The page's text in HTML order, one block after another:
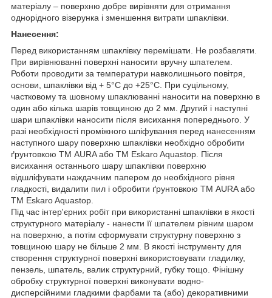
матеріалу – поверхню добре вирівняти для отримання
однорідного візерунка і зменшення витрати шпаклівки.
Нанесення:
Перед використанням шпаклівку перемішати. Не розбавляти.
При вирівнюванні поверхні наносити вручну шпателем.
Роботи проводити за температури навколишнього повітря,
основи, шпаклівки від + 5°С до +25°С. При суцільному,
частковому та шовному шпаклюванні наносити на поверхню в
один або кілька шарів товщиною до 2 мм. Другий і наступні
шари шпаклівки наносити після висихання попереднього. У
разі необхідності проміжного шліфування перед нанесенням
наступного шару поверхню шпаклівки необхідно обробити
ґрунтовкою ТМ AURA або ТМ Eskaro Aquastop. Після
висихання останнього шару шпаклівки поверхню
відшліфувати наждачним папером до необхідного рівня
гладкості, видалити пил і обробити ґрунтовкою ТМ AURA або
ТМ Eskaro Aquastop.
Під час інтер'єрних робіт при використанні шпаклівки в якості
структурного матеріалу - нанести її шпателем рівним шаром
на поверхню, а потім сформувати структурну поверхню з
товщиною шару не більше 2 мм. В якості інструменту для
створення структурної поверхні використовувати гладилку,
пензель, шпатель, валик структурний, губку тощо. Фінішну
обробку структурної поверхні виконувати водно-
дисперсійними гладкими фарбами та (або) декоративними